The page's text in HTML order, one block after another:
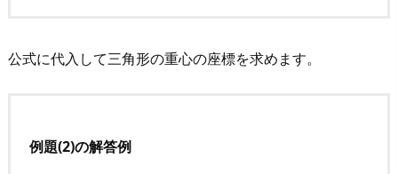
公式に代入して三角形の重心の座標を求めます。
例題(2)の解答例